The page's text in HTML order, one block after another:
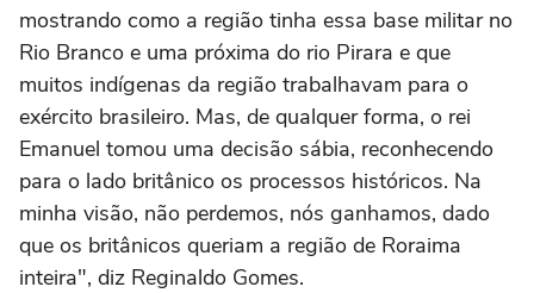
mostrando como a região tinha essa base militar no
Rio Branco e uma próxima do rio Pirara e que
muitos indígenas da região trabalhavam para o
exército brasileiro. Mas, de qualquer forma, o rei
Emanuel tomou uma decisão sábia, reconhecendo
para o lado britânico os processos históricos. Na
minha visão, não perdemos, nós ganhamos, dado
que os britânicos queriam a região de Roraima
inteira", diz Reginaldo Gomes.